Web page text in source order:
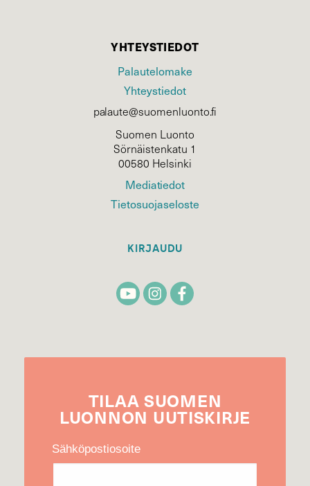
YHTEYSTIEDOT
Palautelomake
Yhteystiedot
palaute@suomenluonto.fi
Suomen Luonto
Sörnäistenkatu 1
00580 Helsinki
Mediatiedot
Tietosuojaseloste
KIRJAUDU
TILAA SUOMEN
LUONNON UUTIS­KIRJE
Sähköpostiosoite